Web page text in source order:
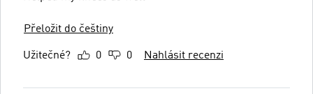
Přeložit do češtiny
Užitečné? 0 0 Nahlásit recenzi